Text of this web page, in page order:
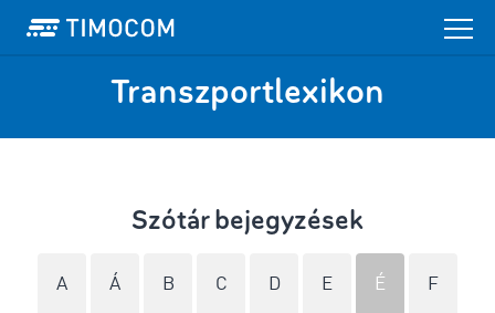
Transzportlexikon
Szótár bejegyzések
A Á B C D E É F